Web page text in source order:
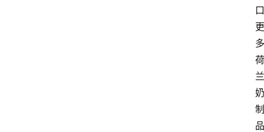
口
更
多
荷
兰
奶
制
品